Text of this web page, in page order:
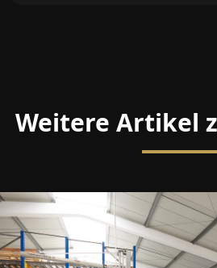
Weitere Artikel